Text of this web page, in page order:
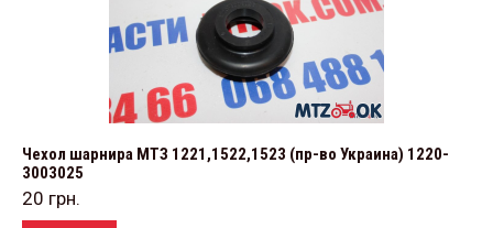
Чехол шарнира МТЗ 1221,1522,1523 (пр-во Украина) 1220-
3003025
20 грн.